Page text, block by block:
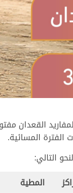
المسائية.
التالي:
المطية